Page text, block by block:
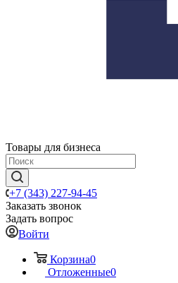
Товары для бизнеса
+7 (343) 227-94-45
Заказать звонок
Задать вопрос
Войти
Корзина0
Отложенные0